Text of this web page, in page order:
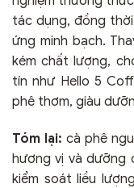
tác dụng, đồng
ứng minh bạch.
kém chất lượng,
tín như Hello 5
phê thơm, giàu
Tóm lại: cà phê
hương vị và dưỡng
kiểm soát liều